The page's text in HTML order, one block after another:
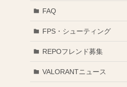
FAQ
FPS・シューティング
REPOフレンド募集
VALORANTニュース